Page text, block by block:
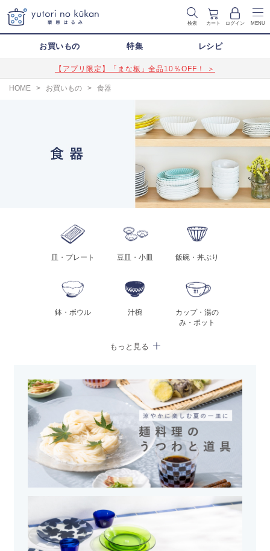
検索 カート ログイン MENU
お買いもの 特集 レシピ
【アプリ限定】「まな板」全品10％OFF！ ＞
HOME > お買いもの > 食器
皿・プレート 豆皿・小皿 飯碗・丼ぶり
鉢・ボウル 汁椀
カップ・湯の
み・ポット